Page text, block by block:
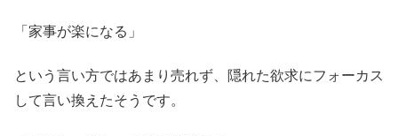
「家事が楽になる」
という言い方ではあまり売れず、隠れた欲求にフォーカス
して言い換えたそうです。